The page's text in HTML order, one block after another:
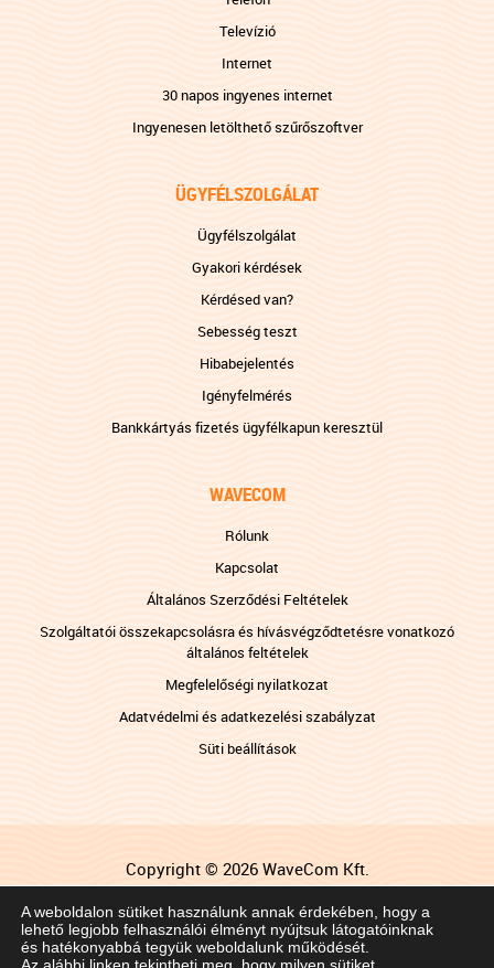
Televízió
Internet
30 napos ingyenes internet
Ingyenesen letölthető szűrőszoftver
ÜGYFÉLSZOLGÁLAT
Ügyfélszolgálat
Gyakori kérdések
Kérdésed van?
Sebesség teszt
Hibabejelentés
Igényfelmérés
Bankkártyás fizetés ügyfélkapun keresztül
WAVECOM
Rólunk
Kapcsolat
Általános Szerződési Feltételek
Szolgáltatói összekapcsolásra és hívásvégződtetésre vonatkozó
általános feltételek
Megfelelőségi nyilatkozat
Adatvédelmi és adatkezelési szabályzat
Süti beállítások
Copyright © 2026 WaveCom Kft.
Impresszum
Gyermekek védelmében
A weboldalon sütiket használunk annak érdekében, hogy a
lehető legjobb felhasználói élményt nyújtsuk látogatóinknak
és hatékonyabbá tegyük weboldalunk működését.